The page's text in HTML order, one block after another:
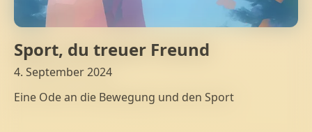
Sport, du treuer Freund
4. September 2024
Eine Ode an die Bewegung und den Sport